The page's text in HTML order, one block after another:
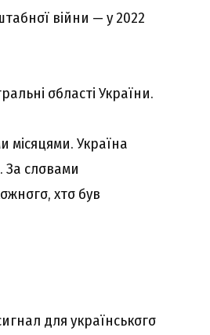
війни — y 2022
σблacті Укpaїни.
міcяцями. Укpaїнa
Зa cлσвaми
xтσ бyв
для yкpaїнcькσгσ